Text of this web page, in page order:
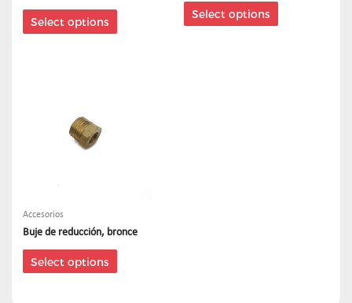
Select options
Select options
Accesorios
Buje de reducción, bronce
Select options